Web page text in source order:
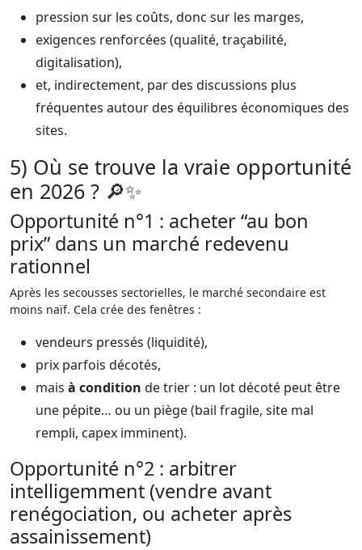
pression sur les coûts, donc sur les marges,
exigences renforcées (qualité, traçabilité,
digitalisation),
et, indirectement, par des discussions plus
fréquentes autour des équilibres économiques des
sites.
5) Où se trouve la vraie opportunité
en 2026 ? 🔎✨
Opportunité n°1 : acheter “au bon
prix” dans un marché redevenu
rationnel
Après les secousses sectorielles, le marché secondaire est
moins naïf. Cela crée des fenêtres :
vendeurs pressés (liquidité),
prix parfois décotés,
mais à condition de trier : un lot décoté peut être
une pépite… ou un piège (bail fragile, site mal
rempli, capex imminent).
Opportunité n°2 : arbitrer
intelligemment (vendre avant
renégociation, ou acheter après
assainissement)